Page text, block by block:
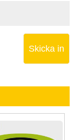
Skicka in